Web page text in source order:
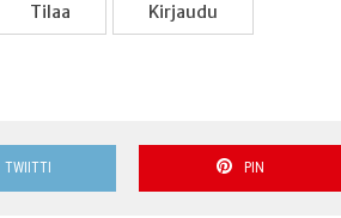
Tilaa Kir­jau­du
TWIITTI PIN